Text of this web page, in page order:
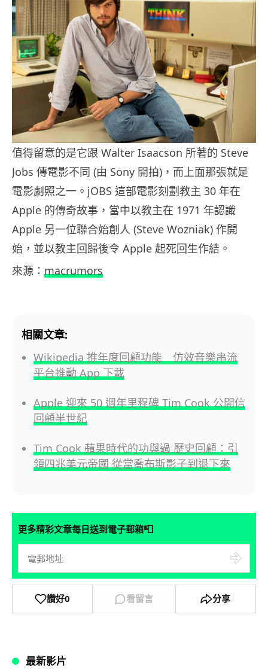
值得留意的是它跟 Walter Isaacson 所著的 Steve
Jobs 傳電影不同 (由 Sony 開拍)，而上面那張就是
電影劇照之一。jOBS 這部電影刻劃教主 30 年在
Apple 的傳奇故事，當中以教主在 1971 年認識
Apple 另一位聯合始創人 (Steve Wozniak) 作開
始，並以教主回歸後令 Apple 起死回生作結。
來源： macrumors
相關文章:
Wikipedia 推年度回顧功能 仿效音樂串流
平台推動 App 下載
Apple 迎來 50 週年里程碑 Tim Cook 公開信
回顧半世紀
Tim Cook 蘋果時代的功與過 歷史回顧：引
領四兆美元帝國 從當喬布斯影子到退下來
更多精彩文章每日送到電子郵箱📮
讚好0 看留言 分享
最新影片